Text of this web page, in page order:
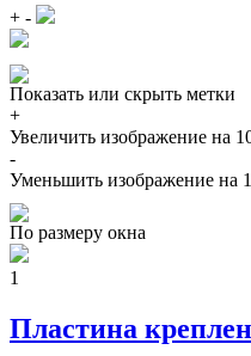
+ -
Показать или скрыть метки
+
Увеличить изображение на
-
Уменьшить изображение на
По размеру окна
1
Пластина